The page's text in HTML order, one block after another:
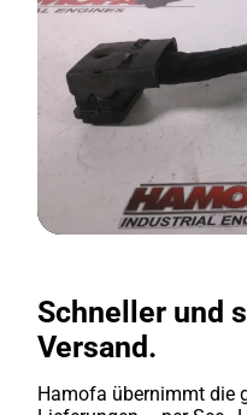
Schneller und
Versand.
Hamofa übernimmt die